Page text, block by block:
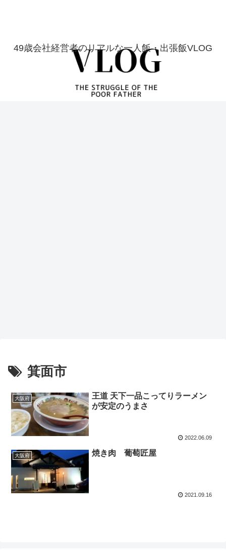
49歳会社経営者のリアルな一人飯・出張飯VLOG
箕面市
大阪府
王道 天下一品こってりラーメン
が安定のうまさ
2022.06.09
大阪府 焼き肉 葡萄匠屋
2021.09.16